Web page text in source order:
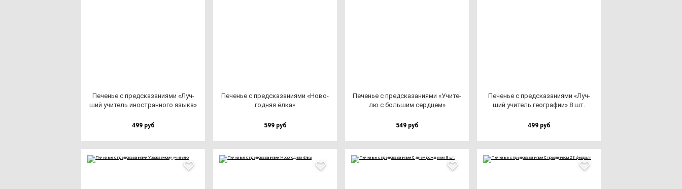
Печенье с пред­ска­за­ни­ями «Луч­
ший учи­тель инос­тран­но­го язы­ка»
499 руб
Печенье с пред­ска­за­ни­ями «Ново­
год­няя ёл­ка»
599 руб
Печенье с пред­ска­за­ни­ями «Учи­те­
лю с боль­шим сер­дцем»
549 руб
Печенье с пред­ска­за­ни­ями «Луч­
ший учи­тель ге­ог­ра­фии» 8 шт.
499 руб